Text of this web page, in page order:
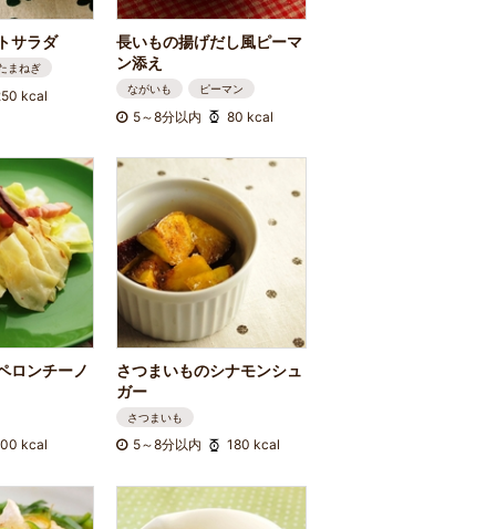
サラダ
まねぎ
kcal
長いもの揚げだし風ピーマ
ン添え
ながいも ピーマン
5～8分以内 80 kcal
ロンチーノ
kcal
さつまいものシナモンシュ
ガー
さつまいも
5～8分以内 180 kcal